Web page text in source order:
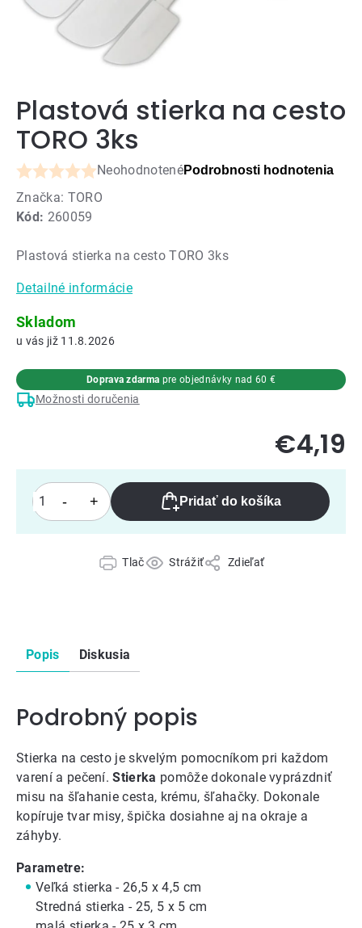
Plastová stierka na cesto
TORO 3ks
Kód: 260059
Priemerné
hodnotenie
produktu
0,0
5
hviezdičiek.
NeohodnotenéPodrobnosti hodnotenia
Značka: TORO
Pridať do košíka
Plastová stierka na cesto TORO 3ks
Detailné informácie
Tlač Strážiť Zdieľať
Skladom
11.8.2026
Možnosti doručenia
Doprava zdarma pre objednávky nad 60 €
€4,19
Popis Diskusia
Podrobný popis
Stierka na cesto je skvelým pomocníkom pri každom
varení a pečení.Stierka pomôže dokonale vyprázdniť
misu na šľahanie cesta, krému, šľahačky. Dokonale
kopíruje tvar misy, špička dosiahne aj na okraje a
záhyby.
Parametre:
Veľká stierka - 26,5 x 4,5 cm
Stredná stierka - 25, 5 x 5 cm